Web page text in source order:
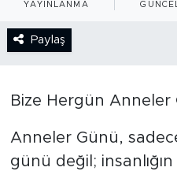
YAYINLANMA
Paylaş
Bize Hergün Anneler
Anneler Günü,
günü değil;
BİLİM-TEKNOLOJİ
RÖPÖRTAJ